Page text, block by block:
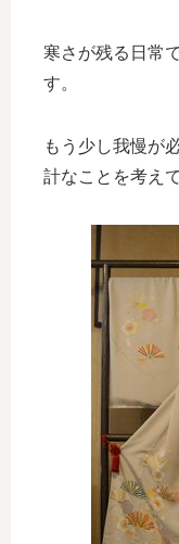
寒さが残る日常
す。
もう少し我慢が
計なことを考え